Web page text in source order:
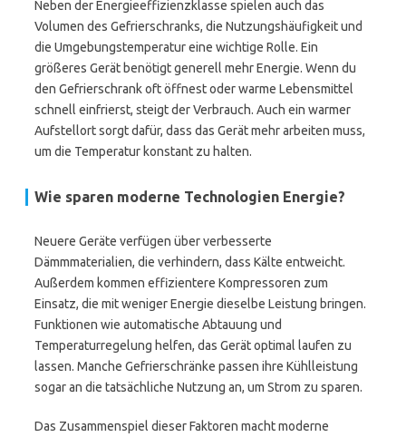
Neben der Energieeffizienzklasse spielen auch das
Volumen des Gefrierschranks, die Nutzungshäufigkeit und
die Umgebungstemperatur eine wichtige Rolle. Ein
größeres Gerät benötigt generell mehr Energie. Wenn du
den Gefrierschrank oft öffnest oder warme Lebensmittel
schnell einfrierst, steigt der Verbrauch. Auch ein warmer
Aufstellort sorgt dafür, dass das Gerät mehr arbeiten muss,
um die Temperatur konstant zu halten.
Wie sparen moderne Technologien Energie?
Neuere Geräte verfügen über verbesserte
Dämmmaterialien, die verhindern, dass Kälte entweicht.
Außerdem kommen effizientere Kompressoren zum
Einsatz, die mit weniger Energie dieselbe Leistung bringen.
Funktionen wie automatische Abtauung und
Temperaturregelung helfen, das Gerät optimal laufen zu
lassen. Manche Gefrierschränke passen ihre Kühlleistung
sogar an die tatsächliche Nutzung an, um Strom zu sparen.
Das Zusammenspiel dieser Faktoren macht moderne